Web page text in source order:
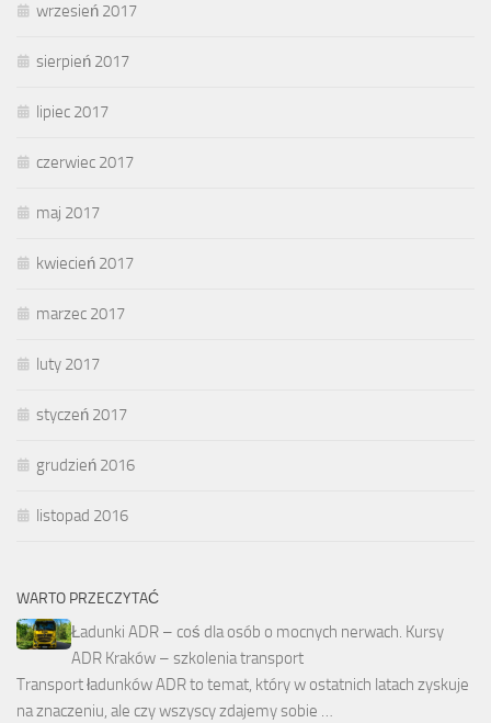
wrzesień 2017
sierpień 2017
lipiec 2017
czerwiec 2017
maj 2017
kwiecień 2017
marzec 2017
luty 2017
styczeń 2017
grudzień 2016
listopad 2016
WARTO PRZECZYTAĆ
Ładunki ADR – coś dla osób o mocnych nerwach. Kursy
ADR Kraków – szkolenia transport
Transport ładunków ADR to temat, który w ostatnich latach zyskuje
na znaczeniu, ale czy wszyscy zdajemy sobie …